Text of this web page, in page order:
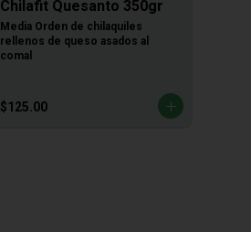
Chilafit Quesanto 350gr
Media Orden de chilaquiles
rellenos de queso asados al
comal
$125.00